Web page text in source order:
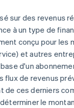
sur des revenus
à un type de
conçu pour les
et autres
d'un
flux de revenus
de ces derniers
le